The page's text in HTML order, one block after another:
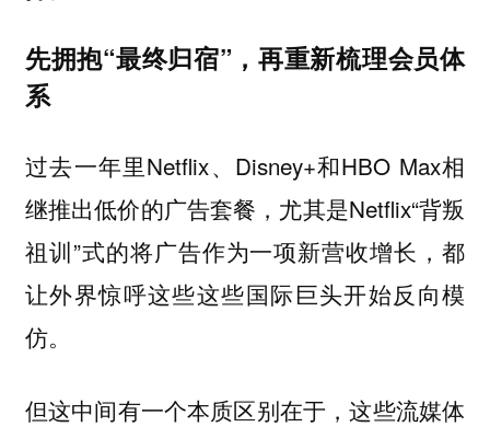
先拥抱“最终归宿”，再重新梳理会员体
系
过去一年里Netflix、Disney+和HBO Max相
继推出低价的广告套餐，尤其是Netflix“背叛
祖训”式的将广告作为一项新营收增长，都
让外界惊呼这些这些国际巨头开始反向模
仿。
但这中间有一个本质区别在于，这些流媒体